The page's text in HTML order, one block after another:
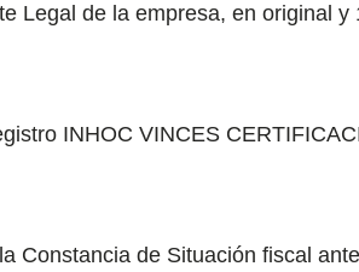
Legal de la empresa, en original y
INHOC VINCES
Constancia de Situación fiscal